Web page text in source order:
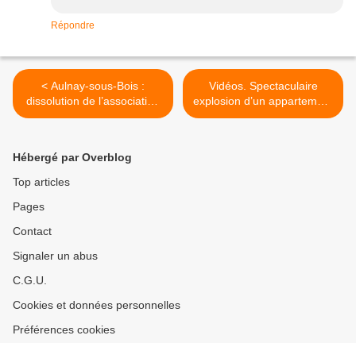
Répondre
< Aulnay-sous-Bois :
dissolution de l’association
Aulnay Palestine Solidarité
Vidéos. Spectaculaire
explosion d’un appartement
à Chanteloup à Aulnay-
Hébergé par Overblog
Top articles
Pages
Contact
Signaler un abus
C.G.U.
Cookies et données personnelles
Préférences cookies